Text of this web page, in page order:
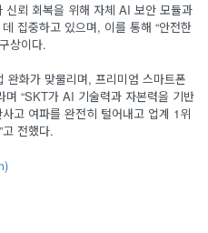
신뢰 회복을 위해 자체 AI 보안 모듈과
집중하고 있으며, 이를 통해 “안전한
상이다.
완화가 맞물리며, 프리미엄 스마트폰
며 “SKT가 AI 기술력과 자본력을 기반
고 여파를 완전히 털어내고 업계 1위
전했다.